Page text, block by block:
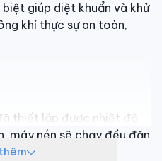
giúp diệt khuẩn và khử
khí thực sự an toàn,
thiết lập được nhiệt độ
máy nén sẽ chạy đều đặn
phí điện năng tối đa.